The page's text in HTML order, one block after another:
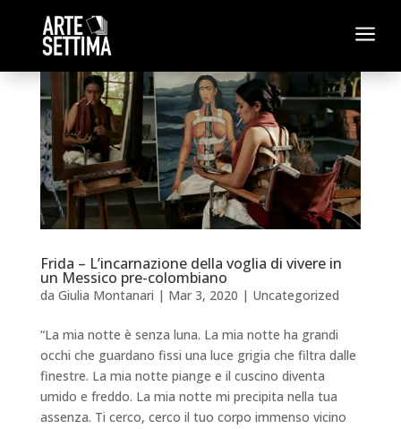
a
Frida – L’incarnazione della voglia di vivere in
un Messico pre-colombiano
da Giulia Montanari | Mar 3, 2020 | Uncategorized
“La mia notte è senza luna. La mia notte ha grandi
occhi che guardano fissi una luce grigia che filtra dalle
finestre. La mia notte piange e il cuscino diventa
umido e freddo. La mia notte mi precipita nella tua
assenza. Ti cerco, cerco il tuo corpo immenso vicino